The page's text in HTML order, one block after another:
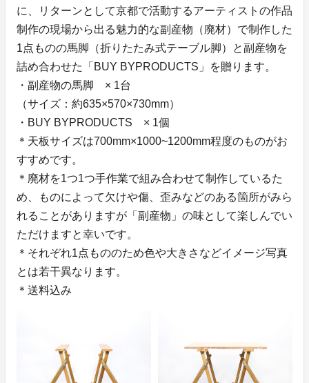
に、リターンとして京都で活動するアーティストの作品
制作の現場から出る魅力的な副産物（廃材）で制作した
1点ものの馬脚（折りたたみ式テーブル脚）と副産物を
詰め合わせた「BUY BYPRODUCTS」を贈ります。
・副産物の馬脚 × 1台
（サイズ：約635×570×730mm）
・BUY BYPRODUCTS × 1個
＊天板サイズは700mm×1000~1200mm程度のものがお
すすめです。
＊廃材を1つ1つ手作業で組み合わせて制作しているた
め、ものによって欠けや傷、歪みなどのある箇所がみら
れることがありますが「副産物」の味として楽しんでい
ただけますと幸いです。
＊それぞれ1点もののため色や大きさなどイメージ写真
とは若干異なります。
＊送料込み